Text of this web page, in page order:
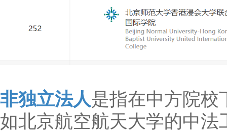
非独立法人是指在中方院校
如北京航空航天大学的中